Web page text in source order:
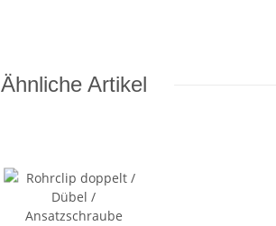
Ähnliche Artikel